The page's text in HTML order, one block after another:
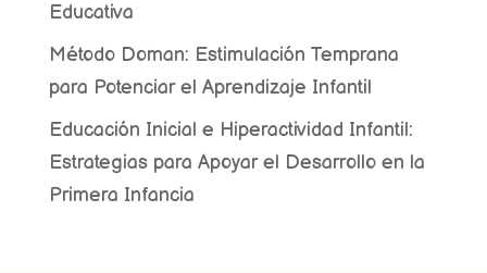
Educativa
Método Doman: Estimulación Temprana
para Potenciar el Aprendizaje Infantil
Educación Inicial e Hiperactividad Infantil:
Estrategias para Apoyar el Desarrollo en la
Primera Infancia